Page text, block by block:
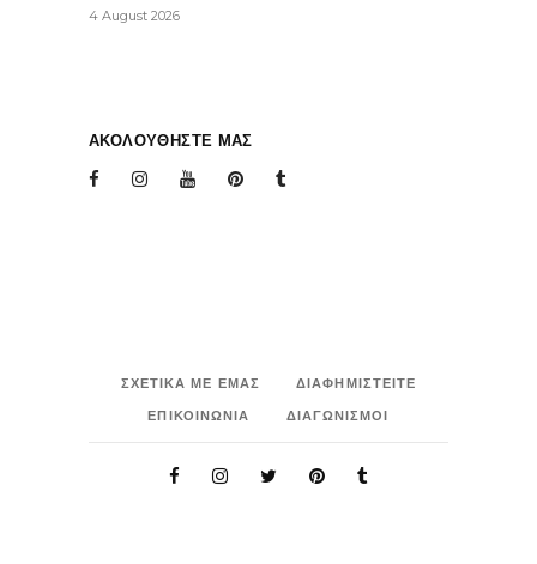
4 August 2026
ΑΚΟΛΟΥΘΗΣΤΕ ΜΑΣ
ΣΧΕΤΙΚΑ ΜΕ ΕΜΑΣ
ΔΙΑΦΗΜΙΣΤΕΙΤΕ
ΕΠΙΚΟΙΝΩΝΙΑ
ΔΙΑΓΩΝΙΣΜΟΙ